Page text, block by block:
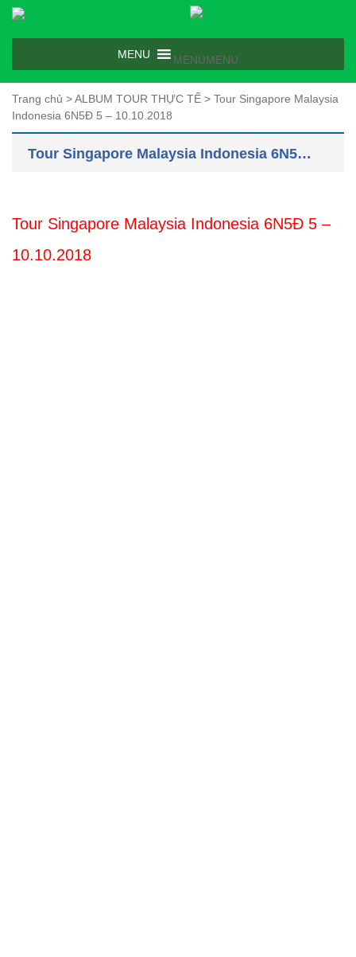
MENUMENU
Trang chủ >ALBUM TOUR THỰC TẾ > Tour Singapore Malaysia
Indonesia 6N5Đ 5 – 10.10.2018
Tour Singapore Malaysia Indonesia 6N5Đ 5 – 10.10.2018
Tour Singapore Malaysia Indonesia 6N5Đ 5 –
10.10.2018